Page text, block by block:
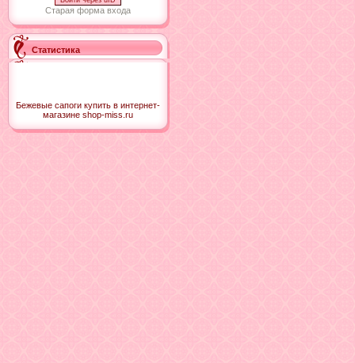
Старая форма входа
Статистика
Бежевые сапоги купить в интернет-
магазине shop-miss.ru